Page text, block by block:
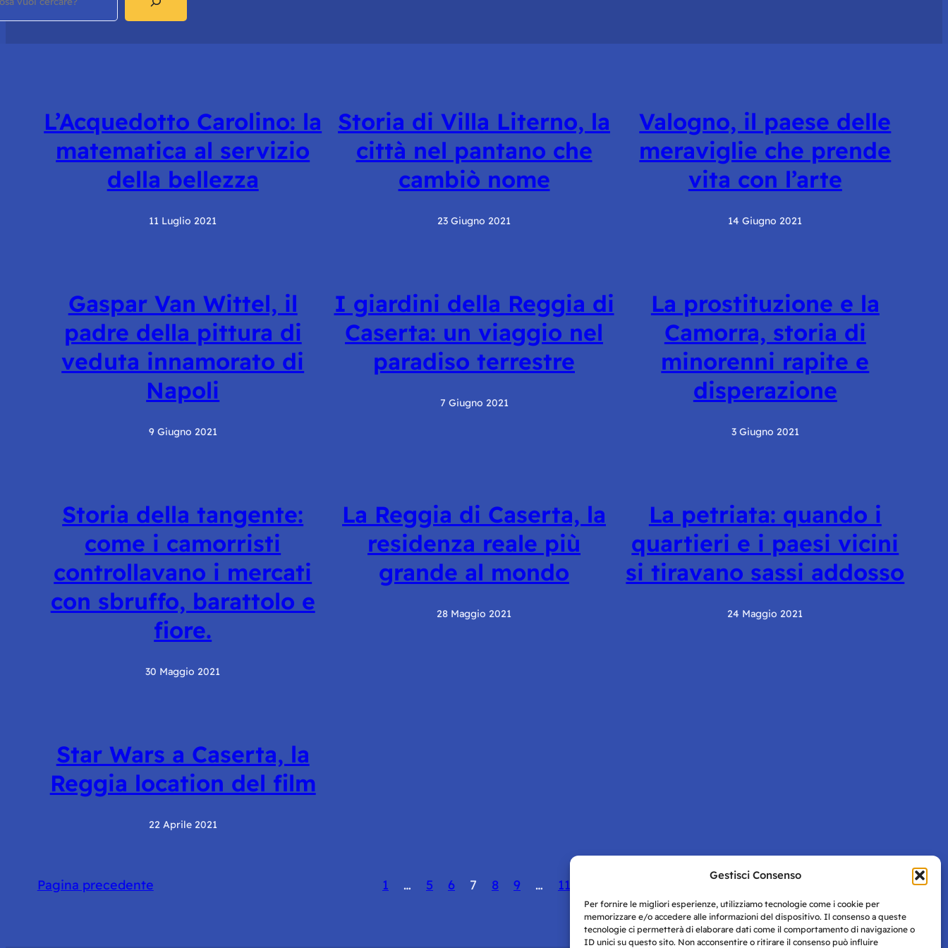
Gestisci Consenso
Per fornire le migliori esperienze, utilizziamo tecnologie come i cookie per
memorizzare e/o accedere alle informazioni del dispositivo. Il consenso a queste
tecnologie ci permetterà di elaborare dati come il comportamento di navigazione o
ID unici su questo sito. Non acconsentire o ritirare il consenso può influire
L’Acquedotto Carolino: la
matematica al servizio
della bellezza
11 Luglio 2021
Storia di Villa Literno, la
città nel pantano che
cambiò nome
23 Giugno 2021
Valogno, il paese delle
meraviglie che prende
vita con l’arte
14 Giugno 2021
Gaspar Van Wittel, il
padre della pittura di
veduta innamorato di
Napoli
9 Giugno 2021
I giardini della Reggia di
Caserta: un viaggio nel
paradiso terrestre
7 Giugno 2021
La prostituzione e la
Camorra, storia di
minorenni rapite e
disperazione
3 Giugno 2021
Storia della tangente:
come i camorristi
controllavano i mercati
con sbruffo, barattolo e
fiore.
30 Maggio 2021
La Reggia di Caserta, la
residenza reale più
grande al mondo
28 Maggio 2021
La petriata: quando i
quartieri e i paesi vicini
si tiravano sassi addosso
24 Maggio 2021
Star Wars a Caserta, la
Reggia location del film
22 Aprile 2021
Pagina precedente 1 … 5 6 7 8 9 … 11